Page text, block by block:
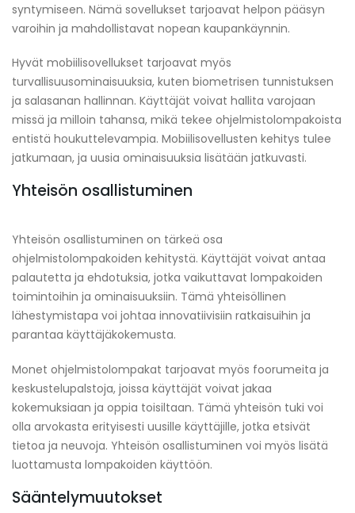
syntymiseen. Nämä sovellukset tarjoavat helpon pääsyn
varoihin ja mahdollistavat nopean kaupankäynnin.
Hyvät mobiilisovellukset tarjoavat myös
turvallisuusominaisuuksia, kuten biometrisen tunnistuksen
ja salasanan hallinnan. Käyttäjät voivat hallita varojaan
missä ja milloin tahansa, mikä tekee ohjelmistolompakoista
entistä houkuttelevampia. Mobiilisovellusten kehitys tulee
jatkumaan, ja uusia ominaisuuksia lisätään jatkuvasti.
Yhteisön osallistuminen
Yhteisön osallistuminen on tärkeä osa
ohjelmistolompakoiden kehitystä. Käyttäjät voivat antaa
palautetta ja ehdotuksia, jotka vaikuttavat lompakoiden
toimintoihin ja ominaisuuksiin. Tämä yhteisöllinen
lähestymistapa voi johtaa innovatiivisiin ratkaisuihin ja
parantaa käyttäjäkokemusta.
Monet ohjelmistolompakat tarjoavat myös foorumeita ja
keskustelupalstoja, joissa käyttäjät voivat jakaa
kokemuksiaan ja oppia toisiltaan. Tämä yhteisön tuki voi
olla arvokasta erityisesti uusille käyttäjille, jotka etsivät
tietoa ja neuvoja. Yhteisön osallistuminen voi myös lisätä
luottamusta lompakoiden käyttöön.
Sääntelymuutokset